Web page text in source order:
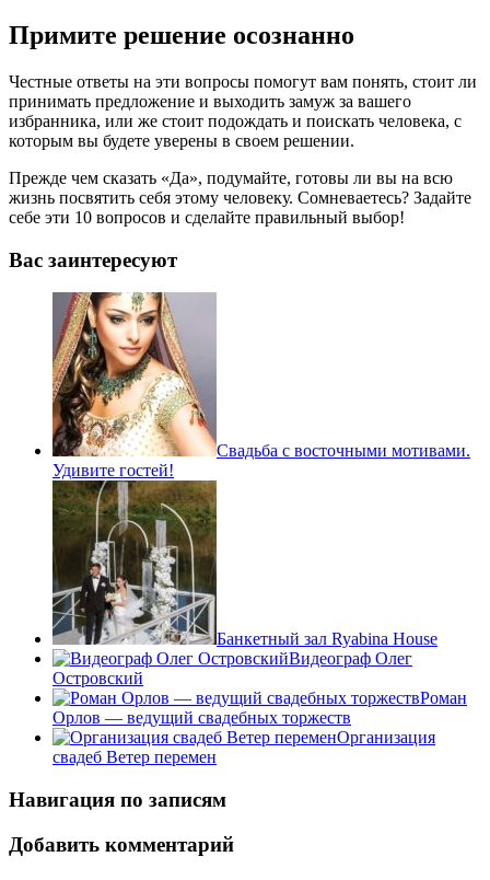
Примите решение осознанно
Честные ответы на эти вопросы помогут вам понять, стоит ли
принимать предложение и выходить замуж за вашего
избранника, или же стоит подождать и поискать человека, с
которым вы будете уверены в своем решении.
Прежде чем сказать «Да», подумайте, готовы ли вы на всю
жизнь посвятить себя этому человеку. Сомневаетесь? Задайте
себе эти 10 вопросов и сделайте правильный выбор!
Вас заинтересуют
Свадьба с восточными мотивами.
Удивите гостей!
Банкетный зал Ryabina House
Видеограф Олег
Островский
Роман
Орлов — ведущий свадебных торжеств
Организация
свадеб Ветер перемен
Навигация по записям
Добавить комментарий